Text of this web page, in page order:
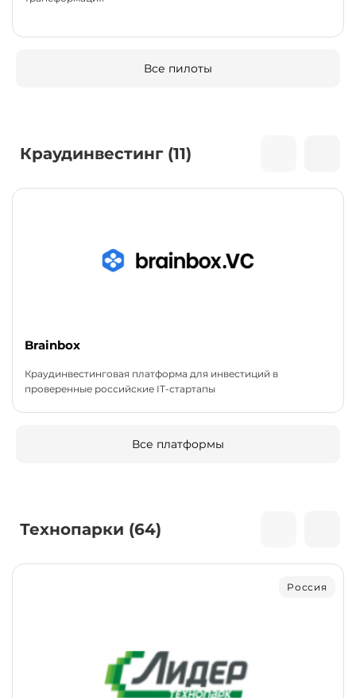
Все пилоты
Краудинвестинг (11)
Brainbox
Краудинвестинговая платформа для инвестиций в
проверенные российские IT-стартапы
Все платформы
Технопарки (64)
Россия